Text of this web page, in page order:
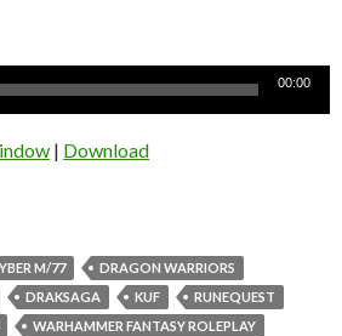
00:00
| Download
M/77
DRAGON WARRIORS
DRAKSAGA KUF
RUNEQUEST
WARHAMMER FANTASY ROLEPLAY